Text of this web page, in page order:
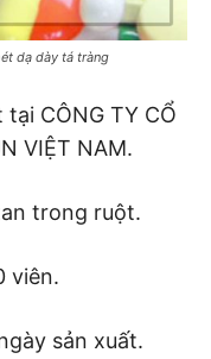
dạ dày tá tràng
CÔNG TY CỔ
VIỆT NAM.
trong ruột.
viên.
sản xuất.